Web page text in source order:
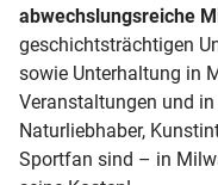
abwechslungsreiche
geschichtsträchtigen
sowie Unterhaltung in
Veranstaltungen und
Naturliebhaber,
Sportfan sind – in